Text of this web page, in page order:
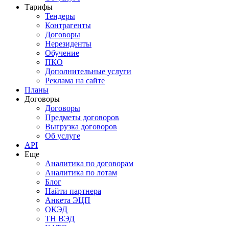
Тарифы
Тендеры
Контрагенты
Договоры
Нерезиденты
Обучение
ПКО
Дополнительные услуги
Реклама на сайте
Планы
Договоры
Договоры
Предметы договоров
Выгрузка договоров
Об услуге
API
Еще
Аналитика по договорам
Аналитика по лотам
Блог
Найти партнера
Анкета ЭЦП
ОКЭД
ТН ВЭД